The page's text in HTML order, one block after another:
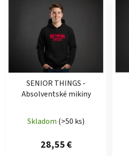
SENIOR THINGS -
Absolventské mikiny
Skladom (>50 ks)
28,55 €